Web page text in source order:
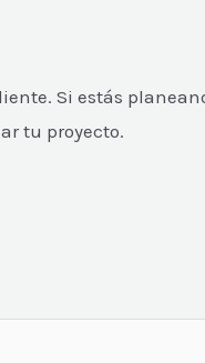
Si estás
tu proyecto.